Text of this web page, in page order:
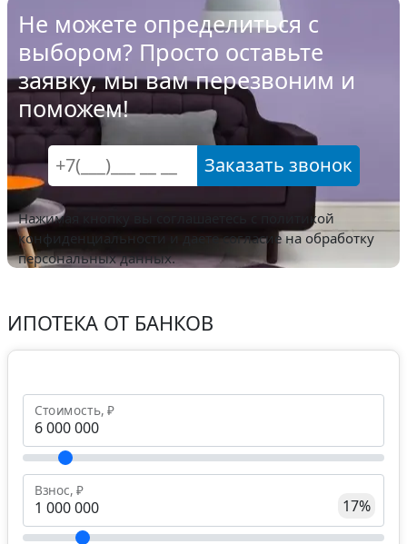
Не можете определиться с
выбором? Просто оставьте
заявку, мы вам перезвоним и
поможем!
Заказать звонок
Нажимая кнопку вы соглашаетесь с
политикой
конфиденциальности и даете согласие на обработку
персональных данных.
ИПОТЕКА ОТ БАНКОВ
Стоимость, ₽
Взнос, ₽
17%